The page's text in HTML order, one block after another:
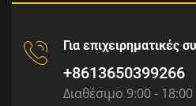
Για επιχειρηματικές
+8613650399266
Διαθέσιμο 9:00 -